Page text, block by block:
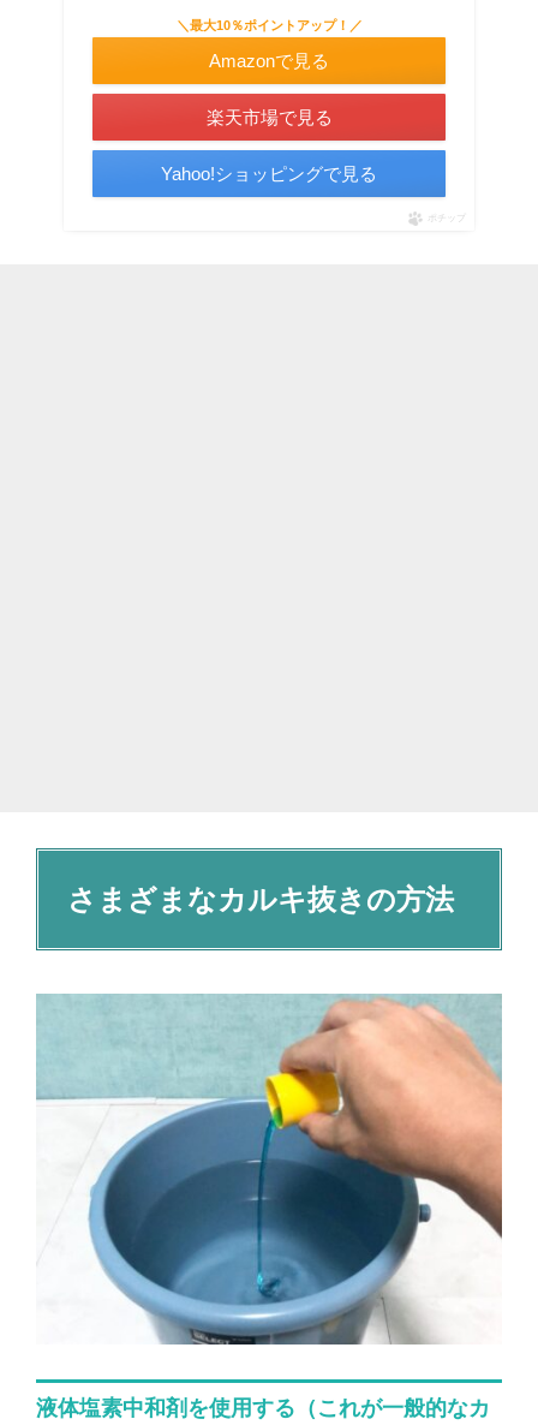
＼最大10％ポイントアップ！／
Amazonで見る
楽天市場で見る
Yahoo!ショッピングで見る
ポチップ
さまざまなカルキ抜きの方法
液体塩素中和剤を使用する（これが一般的なカ